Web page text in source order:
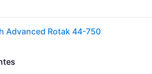
Advanced Rotak 44-750